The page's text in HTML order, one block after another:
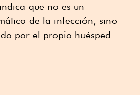
que no es un
de la infección, sino
por el propio huésped